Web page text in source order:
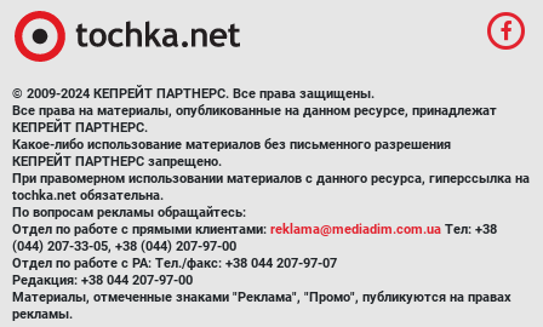
© 2009-2024 КЕПРЕЙТ ПАРТНЕРС. Все права защищены.
Все права на материалы, опубликованные на данном ресурсе, принадлежат
КЕПРЕЙТ ПАРТНЕРС.
Какое-либо использование материалов без письменного разрешения
КЕПРЕЙТ ПАРТНЕРС запрещено.
При правомерном использовании материалов с данного ресурса, гиперссылка на
tochka.net обязательна.
По вопросам рекламы обращайтесь:
Отдел по работе с прямыми клиентами: reklama@mediadim.com.ua Тел: +38
(044) 207-33-05, +38 (044) 207-97-00
Отдел по работе с РА: Тел./факс: +38 044 207-97-07
Редакция: +38 044 207-97-00
Материалы, отмеченные знаками "Реклама", "Промо", публикуются на правах
рекламы.